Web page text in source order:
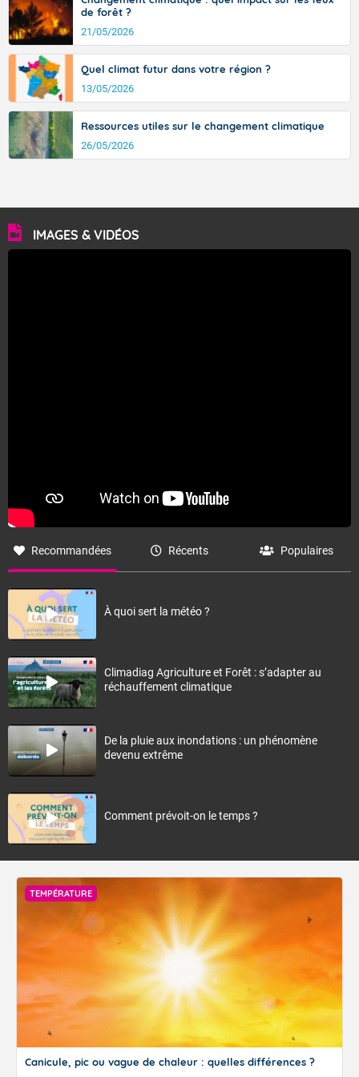
de forêt ?
21/05/2026
Quel climat futur dans votre région ?
13/05/2026
Ressources utiles sur le changement climatique
26/05/2026
IMAGES & VIDÉOS
Recommandées Récents Populaires
À quoi sert la météo ?
Climadiag Agriculture et Forêt : s’adapter au
réchauffement climatique
De la pluie aux inondations : un phénomène
devenu extrême
Comment prévoit-on le temps ?
TEMPÉRATURE
Canicule, pic ou vague de chaleur : quelles différences ?